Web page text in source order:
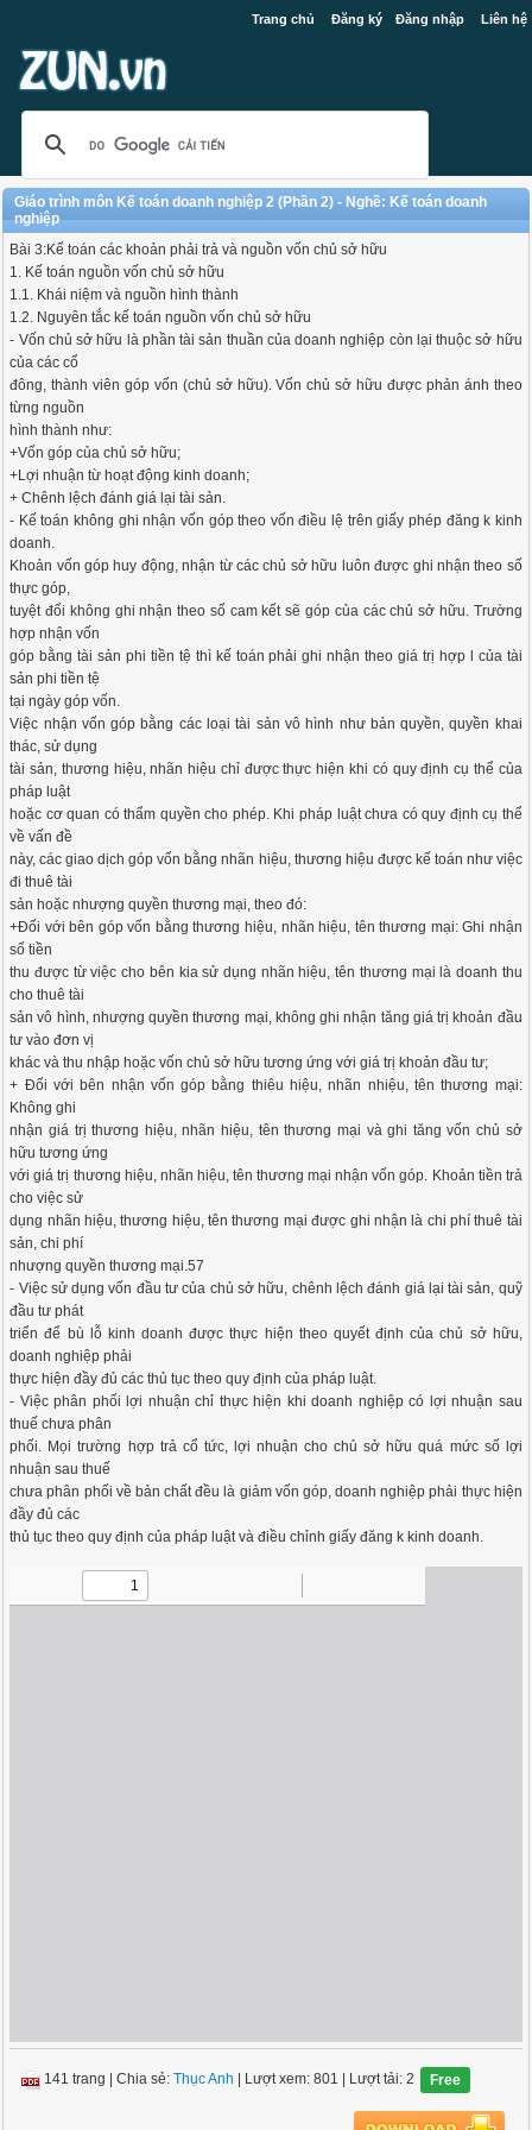
Trang chủ Đăng ký Đăng nhập Liên hệ
Giáo trình môn Kế toán doanh nghiệp 2 (Phần 2) - Nghề: Kế toán doanh
nghiệp
Bài 3:Kế toán các khoản phải trả và nguồn vốn chủ sở hữu
1. Kế toán nguồn vốn chủ sở hữu
1.1. Khái niệm và nguồn hình thành
1.2. Nguyên tắc kế toán nguồn vốn chủ sở hữu
- Vốn chủ sở hữu là phần tài sản thuần của doanh nghiệp còn lại thuộc sở hữu
của các cổ
đông, thành viên góp vốn (chủ sở hữu). Vốn chủ sở hữu được phản ánh theo
từng nguồn
hình thành như:
+Vốn góp của chủ sở hữu;
+Lợi nhuận từ hoạt động kinh doanh;
+ Chênh lệch đánh giá lại tài sản.
- Kế toán không ghi nhận vốn góp theo vốn điều lệ trên giấy phép đăng k kinh
doanh.
Khoản vốn góp huy động, nhận từ các chủ sở hữu luôn được ghi nhận theo số
thực góp,
tuyệt đối không ghi nhận theo số cam kết sẽ góp của các chủ sở hữu. Trường
hợp nhận vốn
góp bằng tài sản phi tiền tệ thì kế toán phải ghi nhận theo giá trị hợp l của tài
sản phi tiền tệ
tại ngày góp vốn.
Việc nhận vốn góp bằng các loại tài sản vô hình như bản quyền, quyền khai
thác, sử dụng
tài sản, thương hiệu, nhãn hiệu chỉ được thực hiện khi có quy định cụ thể của
pháp luật
hoặc cơ quan có thẩm quyền cho phép. Khi pháp luật chưa có quy định cụ thể
về vấn đề
này, các giao dịch góp vốn bằng nhãn hiệu, thương hiệu được kế toán như việc
đi thuê tài
sản hoặc nhượng quyền thương mại, theo đó:
+Đối với bên góp vốn bằng thương hiệu, nhãn hiệu, tên thương mại: Ghi nhận
số tiền
thu được từ việc cho bên kia sử dụng nhãn hiệu, tên thương mại là doanh thu
cho thuê tài
sản vô hình, nhượng quyền thương mại, không ghi nhận tăng giá trị khoản đầu
tư vào đơn vị
khác và thu nhập hoặc vốn chủ sở hữu tương ứng với giá trị khoản đầu tư;
+ Đối với bên nhận vốn góp bằng thiêu hiệu, nhãn nhiệu, tên thương mại:
Không ghi
nhận giá trị thương hiệu, nhãn hiệu, tên thương mại và ghi tăng vốn chủ sở
hữu tương ứng
với giá trị thương hiệu, nhãn hiệu, tên thương mại nhận vốn góp. Khoản tiền trả
cho việc sử
dụng nhãn hiệu, thương hiệu, tên thương mại được ghi nhận là chi phí thuê tài
sản, chi phí
nhượng quyền thương mại.57
- Việc sử dụng vốn đầu tư của chủ sở hữu, chênh lệch đánh giá lại tài sản, quỹ
đầu tư phát
triển để bù lỗ kinh doanh được thực hiện theo quyết định của chủ sở hữu,
doanh nghiệp phải
thực hiện đầy đủ các thủ tục theo quy định của pháp luật.
- Việc phân phối lợi nhuận chỉ thực hiện khi doanh nghiệp có lợi nhuận sau
thuế chưa phân
phối. Mọi trường hợp trả cổ tức, lợi nhuận cho chủ sở hữu quá mức số lợi
nhuận sau thuế
chưa phân phối về bản chất đều là giảm vốn góp, doanh nghiệp phải thực hiện
đầy đủ các
thủ tục theo quy định của pháp luật và điều chỉnh giấy đăng k kinh doanh.
141 trang |Chia sẻ:Thục Anh | Lượt xem: 801 | Lượt tải: 2 Free